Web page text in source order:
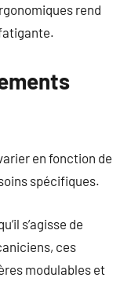
rend
en fonction de
spécifiques.
s’agisse de
ces
modulables et